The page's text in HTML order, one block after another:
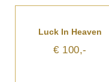
Luck In Heaven
€ 100,-